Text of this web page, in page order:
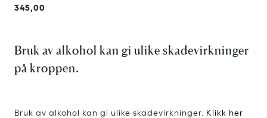
345,00
Bruk av alkohol kan gi ulike skadevirkninger
på kroppen.
Bruk av alkohol kan gi ulike skadevirkninger. Klikk her